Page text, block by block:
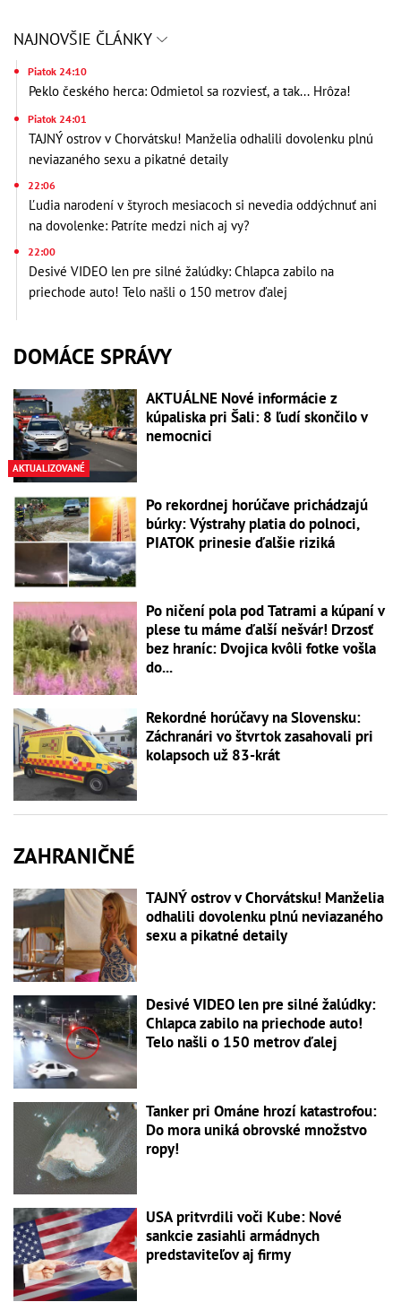
NAJNOVŠIE ČLÁNKY
Piatok 24:10
Peklo českého herca: Odmietol sa rozviesť, a tak... Hrôza!
Piatok 24:01
TAJNÝ ostrov v Chorvátsku! Manželia odhalili dovolenku plnú
neviazaného sexu a pikatné detaily
22:06
Ľudia narodení v štyroch mesiacoch si nevedia oddýchnuť ani
na dovolenke: Patríte medzi nich aj vy?
22:00
Desivé VIDEO len pre silné žalúdky: Chlapca zabilo na
priechode auto! Telo našli o 150 metrov ďalej
DOMÁCE SPRÁVY
AKTUALIZOVANÉ
AKTUÁLNE Nové informácie z
kúpaliska pri Šali: 8 ľudí skončilo v
nemocnici
Po rekordnej horúčave prichádzajú
búrky: Výstrahy platia do polnoci,
PIATOK prinesie ďalšie riziká
Po ničení pola pod Tatrami a kúpaní v
plese tu máme ďalší nešvár! Drzosť
bez hraníc: Dvojica kvôli fotke vošla
do...
Rekordné horúčavy na Slovensku:
Záchranári vo štvrtok zasahovali pri
kolapsoch už 83-krát
ZAHRANIČNÉ
TAJNÝ ostrov v Chorvátsku! Manželia
odhalili dovolenku plnú neviazaného
sexu a pikatné detaily
Desivé VIDEO len pre silné žalúdky:
Chlapca zabilo na priechode auto!
Telo našli o 150 metrov ďalej
Tanker pri Ománe hrozí katastrofou:
Do mora uniká obrovské množstvo
ropy!
USA pritvrdili voči Kube: Nové
sankcie zasiahli armádnych
predstaviteľov aj firmy